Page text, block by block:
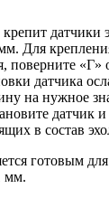
датчики
Для
поверните
датчика
на нужное
датчик
в состав
готовым
мм.